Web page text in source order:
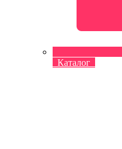
Каталог